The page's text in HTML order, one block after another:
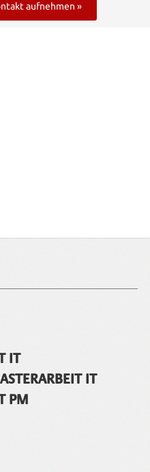
aufnehmen »
IT
IT
PM